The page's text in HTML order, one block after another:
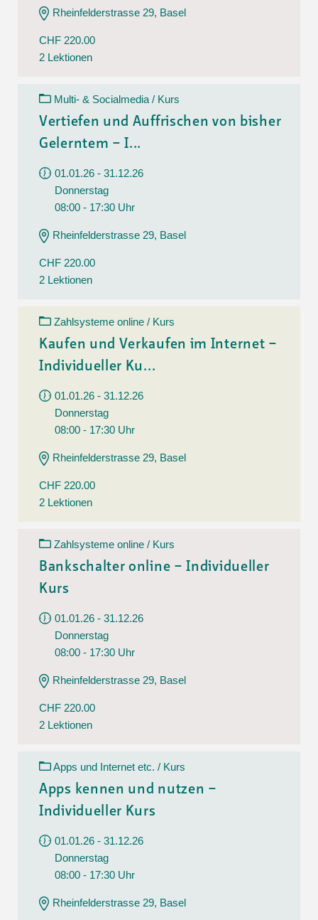
Rheinfelderstrasse 29, Basel
CHF 220.00
2 Lektionen
Multi- & Socialmedia / Kurs
Vertiefen und Auffrischen von bisher
Gelerntem – I...
01.01.26 - 31.12.26
Donnerstag
08:00 - 17:30 Uhr
Rheinfelderstrasse 29, Basel
CHF 220.00
2 Lektionen
Zahlsysteme online / Kurs
Kaufen und Verkaufen im Internet –
Individueller Ku...
01.01.26 - 31.12.26
Donnerstag
08:00 - 17:30 Uhr
Rheinfelderstrasse 29, Basel
CHF 220.00
2 Lektionen
Zahlsysteme online / Kurs
Bankschalter online – Individueller
Kurs
01.01.26 - 31.12.26
Donnerstag
08:00 - 17:30 Uhr
Rheinfelderstrasse 29, Basel
CHF 220.00
2 Lektionen
Apps und Internet etc. / Kurs
Apps kennen und nutzen –
Individueller Kurs
01.01.26 - 31.12.26
Donnerstag
08:00 - 17:30 Uhr
Rheinfelderstrasse 29, Basel